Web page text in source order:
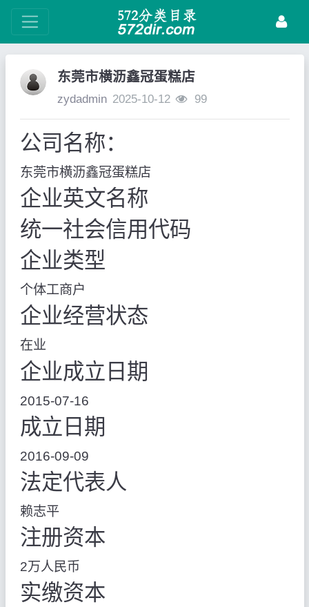
东莞市横沥鑫冠蛋糕店
zydadmin 2025-10-12 99
公司名称：
东莞市横沥鑫冠蛋糕店
企业英文名称
统一社会信用代码
企业类型
个体工商户
企业经营状态
在业
企业成立日期
2015-07-16
成立日期
2016-09-09
法定代表人
赖志平
注册资本
2万人民币
实缴资本